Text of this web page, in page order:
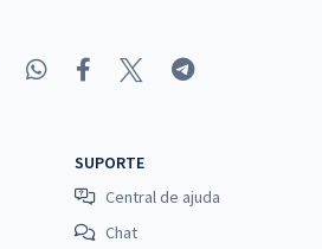
SUPORTE
Central de ajuda
Chat